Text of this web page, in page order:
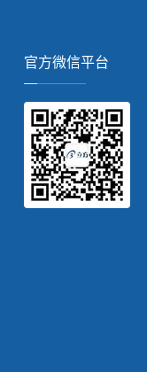
官方微信平台